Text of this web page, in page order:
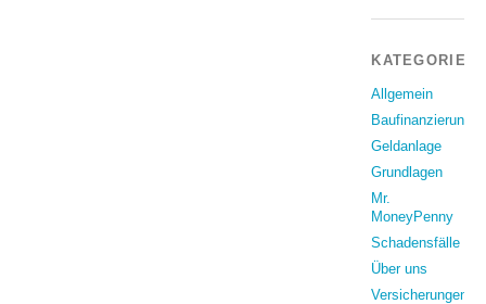
KATEGORIEN
Allgemein
Baufinanzierung
Geldanlage
Grundlagen
Mr.
MoneyPenny
Schadensfälle
Über uns
Versicherungen